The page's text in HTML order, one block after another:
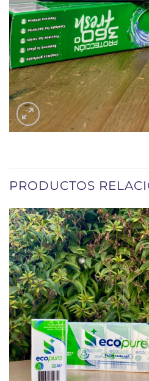
PRODUCTOS